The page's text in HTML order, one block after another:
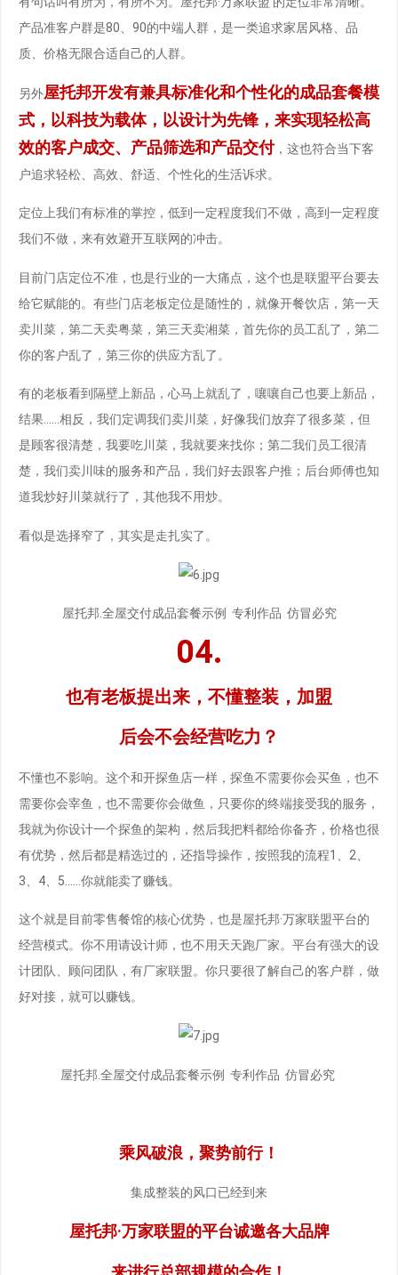
产品准客户群是80、90的中端人群，是一类追求家居风格、品
质、价格无限合适自己的人群。
另外屋托邦开发有兼具标准化和个性化的成品套餐模
式，以科技为载体，以设计为先锋，来实现轻松高
效的客户成交、产品筛选和产品交付，这也符合当下客
户追求轻松、高效、舒适、个性化的生活诉求。
定位上我们有标准的掌控，低到一定程度我们不做，高到一定程度
我们不做，来有效避开互联网的冲击。
目前门店定位不准，也是行业的一大痛点，这个也是联盟平台要去
给它赋能的。有些门店老板定位是随性的，就像开餐饮店，第一天
卖川菜，第二天卖粤菜，第三天卖湘菜，首先你的员工乱了，第二
你的客户乱了，第三你的供应方乱了。
有的老板看到隔壁上新品，心马上就乱了，嚷嚷自己也要上新品，
结果……相反，我们定调我们卖川菜，好像我们放弃了很多菜，但
是顾客很清楚，我要吃川菜，我就要来找你；第二我们员工很清
楚，我们卖川味的服务和产品，我们好去跟客户推；后台师傅也知
道我炒好川菜就行了，其他我不用炒。
看似是选择窄了，其实是走扎实了。
屋托邦.全屋交付成品套餐示例 专利作品 仿冒必究
04.
也有老板提出来，不懂整装，加盟
后会不会经营吃力？
不懂也不影响。这个和开探鱼店一样，探鱼不需要你会买鱼，也不
需要你会宰鱼，也不需要你会做鱼，只要你的终端接受我的服务，
我就为你设计一个探鱼的架构，然后我把料都给你备齐，价格也很
有优势，然后都是精选过的，还指导操作，按照我的流程1、2、
3、4、5……你就能卖了赚钱。
这个就是目前零售餐馆的核心优势，也是屋托邦·万家联盟平台的
经营模式。你不用请设计师，也不用天天跑厂家。平台有强大的设
计团队、顾问团队，有厂家联盟。你只要很了解自己的客户群，做
好对接，就可以赚钱。
屋托邦.全屋交付成品套餐示例 专利作品 仿冒必究
乘风破浪，聚势前行！
集成整装的风口已经到来
屋托邦·万家联盟的平台诚邀各大品牌